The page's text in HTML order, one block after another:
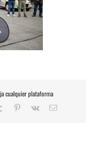
cualquier plataforma
Tumblr Pinterest
Vk
Correo